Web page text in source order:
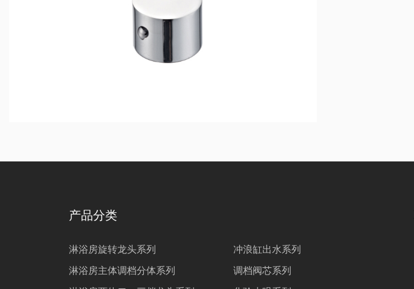
产品分类
淋浴房旋转龙头系列
冲浪缸出水系列
淋浴房主体调档分体系列
调档阀芯系列